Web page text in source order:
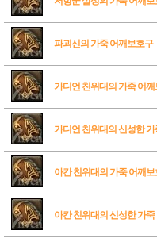
파괴신의 가죽 어깨보호구
가디언 친위대의 가죽 어
가디언 친위대의 신성한
아칸 친위대의 가죽 어깨보
아칸 친위대의 신성한 가